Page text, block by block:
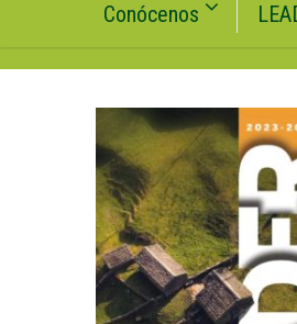
Conócenos